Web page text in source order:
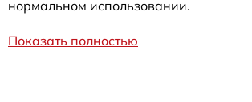
нормальном использовании.
Показать полностью